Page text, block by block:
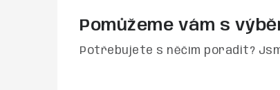
Pomůžeme vám s
Potřebujete s něčím poradit?